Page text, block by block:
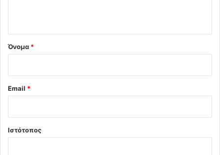
Όνομα *
Email *
Ιστότοπος